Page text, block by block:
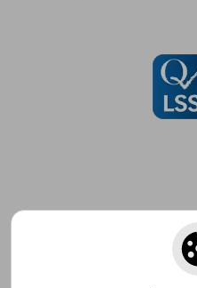
Suscríbete para